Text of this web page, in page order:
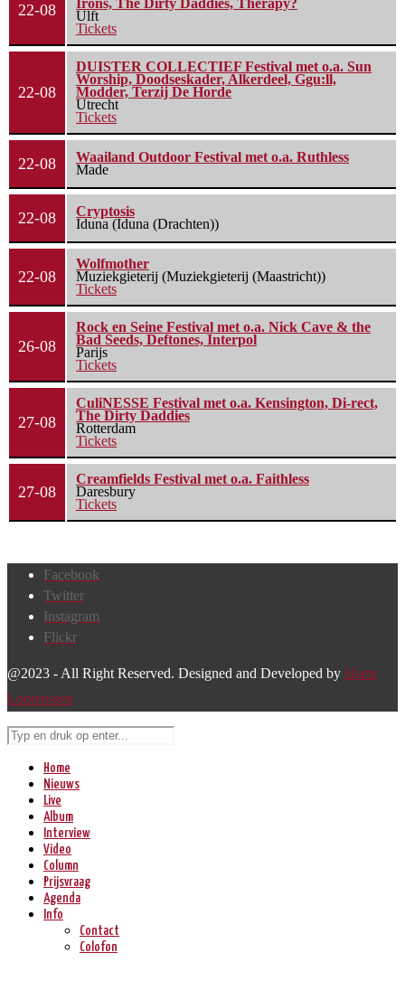
22-08
Irons, The Dirty Daddies, Therapy?
Ulft
Tickets
22-08
DUISTER COLLECTIEF Festival met o.a. Sun
Worship, Doodseskader, Alkerdeel, Ggu:ll,
Modder, Terzij De Horde
Utrecht
Tickets
22-08
Waailand Outdoor Festival met o.a. Ruthless
Made
22-08
Cryptosis
Iduna (Iduna (Drachten))
22-08
Wolfmother
Muziekgieterij (Muziekgieterij (Maastricht))
Tickets
26-08
Rock en Seine Festival met o.a. Nick Cave & the
Bad Seeds, Deftones, Interpol
Parijs
Tickets
27-08
CuliNESSE Festival met o.a. Kensington, Di-rect,
The Dirty Daddies
Rotterdam
Tickets
27-08
Creamfields Festival met o.a. Faithless
Daresbury
Tickets
Facebook
Twitter
Instagram
Flickr
@2023 - All Right Reserved. Designed and Developed by Harm
Lourenssen
Home
Nieuws
Live
Album
Interview
Video
Column
Prijsvraag
Agenda
Info
Contact
Colofon